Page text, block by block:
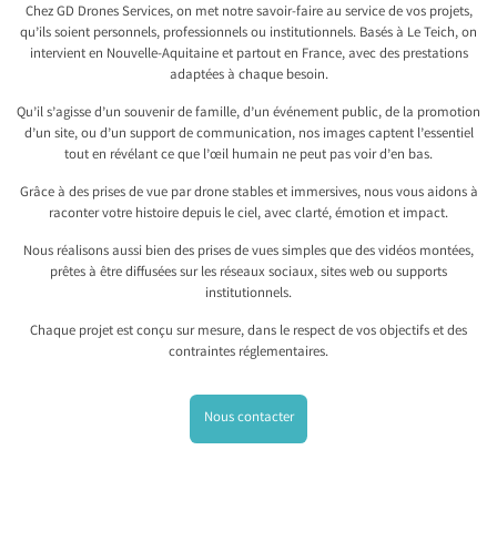
Chez GD Drones Services, on met notre savoir-faire au service de vos projets,
qu’ils soient personnels, professionnels ou institutionnels. Basés à Le Teich, on
intervient en Nouvelle-Aquitaine et partout en France, avec des prestations
adaptées à chaque besoin.
Qu’il s’agisse d’un souvenir de famille, d’un événement public, de la promotion
d’un site, ou d’un support de communication, nos images captent l’essentiel
tout en révélant ce que l’œil humain ne peut pas voir d’en bas.
Grâce à des prises de vue par drone stables et immersives, nous vous aidons à
raconter votre histoire depuis le ciel, avec clarté, émotion et impact.
Nous réalisons aussi bien des prises de vues simples que des vidéos montées,
prêtes à être diffusées sur les réseaux sociaux, sites web ou supports
institutionnels.
Chaque projet est conçu sur mesure, dans le respect de vos objectifs et des
contraintes réglementaires.
Nous contacter